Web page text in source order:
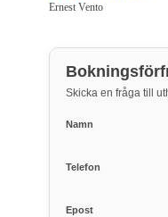
Ernest Vento
Skicka en fråga till
Namn
Telefon
Epost